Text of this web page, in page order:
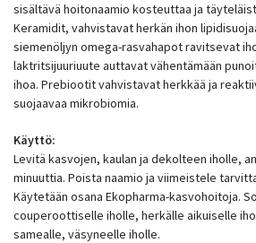
sisältävä hoitonaamio kosteuttaa ja
Keramidit, vahvistavat herkän ihon
siemenöljyn omega-rasvahapot ravitsevat
laktritsijuuriuute auttavat vähentämään
ihoa. Prebiootit vahvistavat herkkää ja
suojaavaa mikrobiomia.
Käyttö:
Levitä kasvojen, kaulan ja dekolteen iholle,
minuuttia. Poista naamio ja viimeistele
Käytetään osana Ekopharma-kasvohoitoja.
couperoottiselle iholle, herkälle aikuiselle
samealle, väsyneelle iholle.